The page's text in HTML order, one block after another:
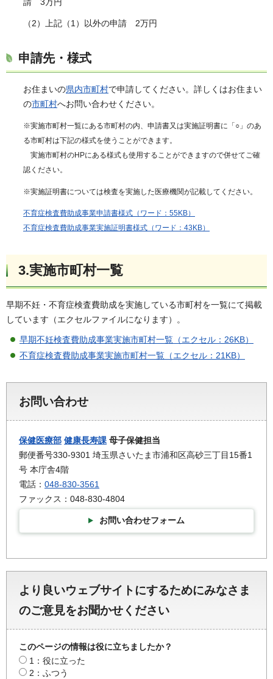
（2）上記（1）以外の申請 2万円
申請先・様式
お住まいの県内市町村で申請してください。詳しくはお住まい
の市町村へお問い合わせください。
※実施市町村一覧にある市町村の内、申請書又は実施証明書に「○」のあ
る市町村は下記の様式を使うことができます。
実施市町村のHPにある様式も使用することができますので併せてご確
認ください。
※実施証明書については検査を実施した医療機関が記載してください。
不育症検査費助成事業申請書様式（ワード：55KB）
不育症検査費助成事業実施証明書様式（ワード：43KB）
3.実施市町村一覧
早期不妊・不育症検査費助成を実施している市町村を一覧にて掲載
しています（エクセルファイルになります）。
早期不妊検査費助成事業実施市町村一覧（エクセル：26KB）
不育症検査費助成事業実施市町村一覧（エクセル：21KB）
お問い合わせ
保健医療部 健康長寿課 母子保健担当
郵便番号330-9301 埼玉県さいたま市浦和区高砂三丁目15番1
号 本庁舎4階
電話： 048-830-3561
ファックス：048-830-4804
お問い合わせフォーム
より良いウェブサイトにするためにみなさま
のご意見をお聞かせください
このページの情報は役に立ちましたか？
1：役に立った
2：ふつう